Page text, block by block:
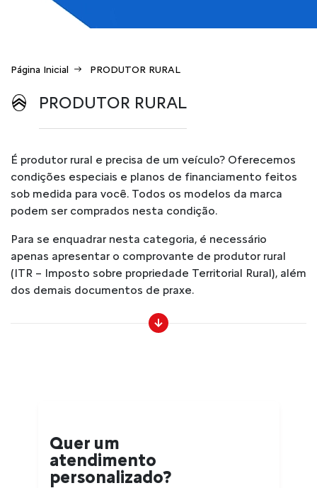
Página Inicial PRODUTOR RURAL
PRODUTOR RURAL
É produtor rural e precisa de um veículo? Oferecemos
condições especiais e planos de financiamento feitos
sob medida para você. Todos os modelos da marca
podem ser comprados nesta condição.
Para se enquadrar nesta categoria, é necessário
apenas apresentar o comprovante de produtor rural
(ITR – Imposto sobre propriedade Territorial Rural), além
dos demais documentos de praxe.
Quer um
atendimento
personalizado?